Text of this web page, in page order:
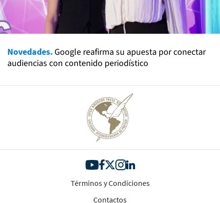
Novedades. Google reafirma su apuesta por conectar
audiencias con contenido periodístico
Términos y Condiciones
Contactos